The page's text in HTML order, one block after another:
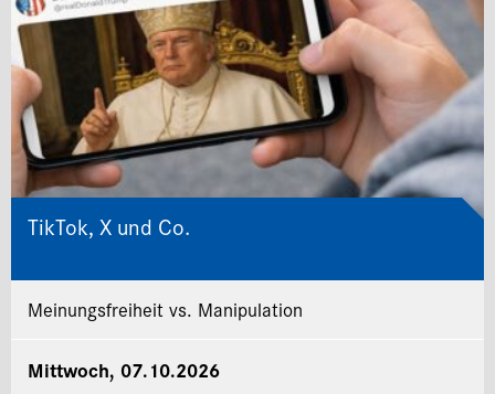
TikTok, X und Co.
Meinungsfreiheit vs. Manipulation
Mittwoch, 07.10.2026